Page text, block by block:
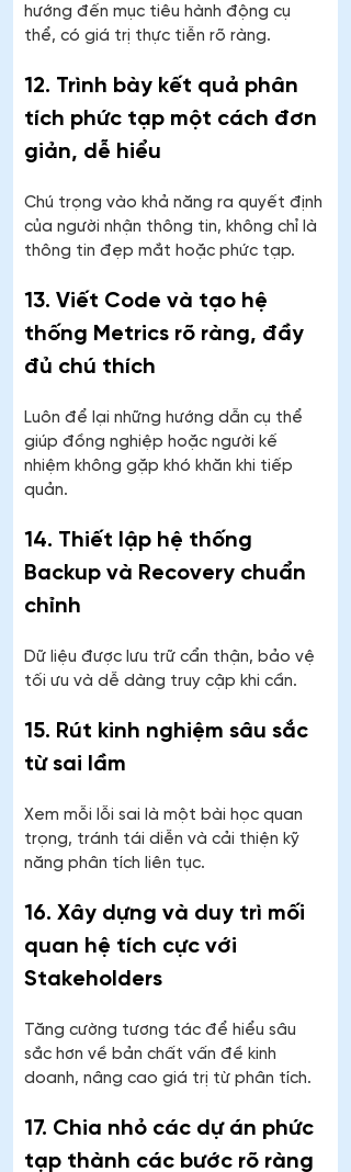
hướng đến mục tiêu hành động cụ
thể, có giá trị thực tiễn rõ ràng.
12. Trình bày kết quả phân
tích phức tạp một cách đơn
giản, dễ hiểu
Chú trọng vào khả năng ra quyết định
của người nhận thông tin, không chỉ là
thông tin đẹp mắt hoặc phức tạp.
13. Viết Code và tạo hệ
thống Metrics rõ ràng, đầy
đủ chú thích
Luôn để lại những hướng dẫn cụ thể
giúp đồng nghiệp hoặc người kế
nhiệm không gặp khó khăn khi tiếp
quản.
14. Thiết lập hệ thống
Backup và Recovery chuẩn
chỉnh
Dữ liệu được lưu trữ cẩn thận, bảo vệ
tối ưu và dễ dàng truy cập khi cần.
15. Rút kinh nghiệm sâu sắc
từ sai lầm
Xem mỗi lỗi sai là một bài học quan
trọng, tránh tái diễn và cải thiện kỹ
năng phân tích liên tục.
16. Xây dựng và duy trì mối
quan hệ tích cực với
Stakeholders
Tăng cường tương tác để hiểu sâu
sắc hơn về bản chất vấn đề kinh
doanh, nâng cao giá trị từ phân tích.
17. Chia nhỏ các dự án phức
tạp thành các bước rõ ràng